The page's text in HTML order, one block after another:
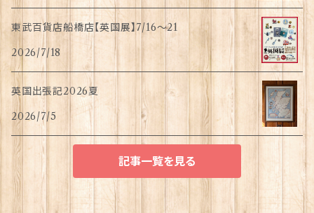
東武百貨店船橋店【英国展】7/16～21
2026/7/18
英国出張記2026夏
2026/7/5
記事一覧を見る